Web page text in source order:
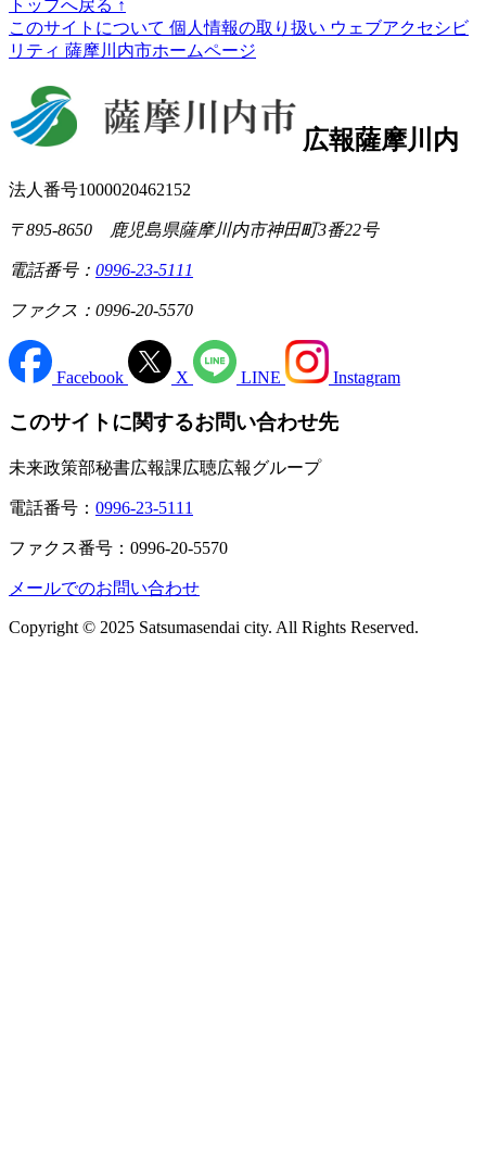
トップへ戻る ↑
このサイトについて 個人情報の取り扱い ウェブアクセシビ
リティ 薩摩川内市ホームページ
広報薩摩川内
法人番号1000020462152
〒895-8650 鹿児島県薩摩川内市神田町3番22号
電話番号： 0996-23-5111
ファクス：0996-20-5570
Facebook X LINE Instagram
このサイトに関するお問い合わせ先
未来政策部秘書広報課広聴広報グループ
電話番号： 0996-23-5111
ファクス番号：0996-20-5570
メールでのお問い合わせ
Copyright © 2025 Satsumasendai city. All Rights Reserved.